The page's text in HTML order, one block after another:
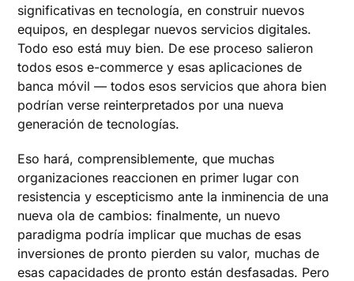
significativas en tecnología, en construir nuevos
equipos, en desplegar nuevos servicios digitales.
Todo eso está muy bien. De ese proceso salieron
todos esos e-commerce y esas aplicaciones de
banca móvil — todos esos servicios que ahora bien
podrían verse reinterpretados por una nueva
generación de tecnologías.
Eso hará, comprensiblemente, que muchas
organizaciones reaccionen en primer lugar con
resistencia y escepticismo ante la inminencia de una
nueva ola de cambios: finalmente, un nuevo
paradigma podría implicar que muchas de esas
inversiones de pronto pierden su valor, muchas de
esas capacidades de pronto están desfasadas. Pero